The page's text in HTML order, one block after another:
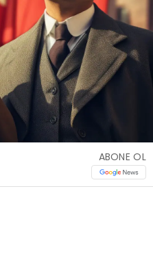
ABONE OL